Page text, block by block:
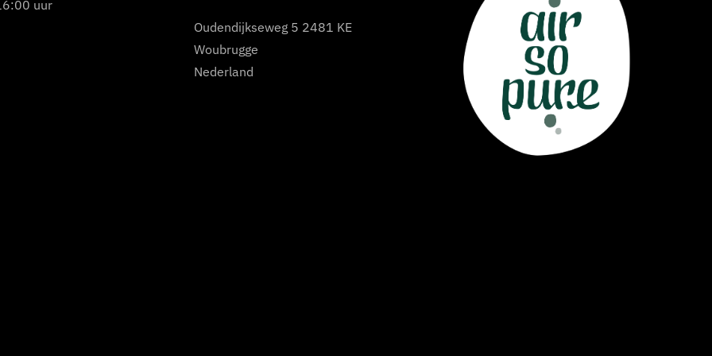
uur
Oudendijkseweg 5 2481 KE
Woubrugge
Nederland